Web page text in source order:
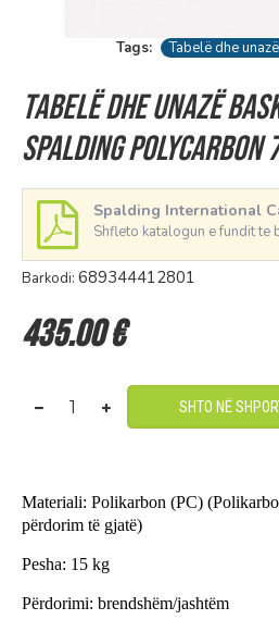
Tags: Tabelë dhe
Tabelë dhe unazë
Spalding Polycarbon
Spalding International
Shfleto katalogun e fundit te
Barkodi: 689344412801
435.00 €
SHTO NË
Materiali: Polikarbon (PC)
përdorim të gjatë)
Pesha: 15 kg
Përdorimi: brendshëm/jashtëm